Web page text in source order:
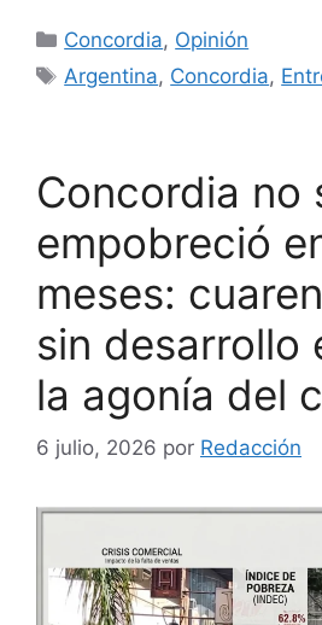
Categorías
Concordia, Opinión
Etiquetas
Argentina, Concordia,
Concordia no
empobreció
meses:
sin desarrollo
la agonía del
6 julio, 2026 por Redacción